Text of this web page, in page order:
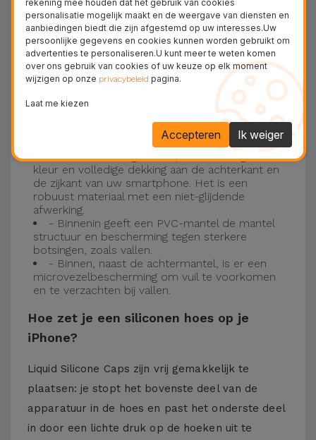
Drie-laagse bescherming met de
siliconen kappen
Onze iPhone siliconen hoesjes hebben een
robuuste, kwalitatieve constructie met een
drielaagse constructie om ongelukken en
- Een eerste laag van Liquid Silicone geeft de
kleur en volledige dekking aan de achterkant en
de zijkant van uw smartphone. Het is een
robuust materiaal met een niet-glijdende
afwerking.
- Binnenin geeft een PVC-mantel de mantel
structuur en bescherming tegen sterkere
botsingen, zoals vallen.
- Binnen, naast de achtermantel, is er een
microvezelbescherming om vuil te voorkomen
en te verzachten bij vallen.
Hoe zet je een siliconen hoes op je
iPhone?
Liquid Silicone Caps zijn vrij gemakkelijk te
plaatsen: je stopt het bovenste deel van de
apparatuur in de hoes en past het onderste deel
in door een lichte druk op de hoeken uit te
rekening mee houden dat het gebruik van cookies
personalisatie mogelijk maakt en de weergave van diensten en
aanbiedingen biedt die zijn afgestemd op uw interesses.Uw
persoonlijke gegevens en cookies kunnen worden gebruikt om
advertenties te personaliseren.U kunt meer te weten komen
over ons gebruik van cookies of uw keuze op elk moment
wijzigen op onze privacybeleid pagina.
Laat me kiezen
Ik weiger
Accepteren